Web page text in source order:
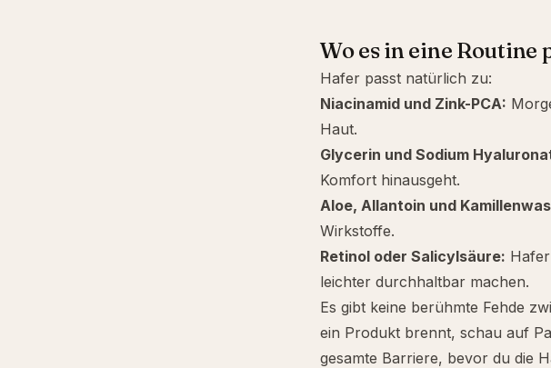
Wo es in eine Routine
Hafer passt natürlich zu:
Niacinamid und Zink-PCA:
Haut.
Glycerin und Sodium
Komfort hinausgeht.
Aloe, Allantoin und
Wirkstoffe.
Retinol oder Salicylsäure:
leichter durchhaltbar machen.
Es gibt keine berühmte Fehde
ein Produkt brennt, schau auf
gesamte Barriere, bevor du die